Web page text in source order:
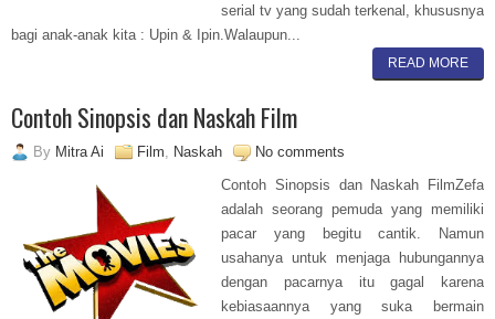
serial tv yang sudah terkenal, khususnya
bagi anak-anak kita : Upin & Ipin.Walaupun...
READ MORE
Contoh Sinopsis dan Naskah Film
By Mitra Ai Film Naskah
No comments
Contoh Sinopsis dan Naskah FilmZefa
adalah seorang pemuda yang memiliki
pacar yang begitu cantik. Namun
usahanya untuk menjaga hubungannya
dengan pacarnya itu gagal karena
kebiasaannya yang suka bermain